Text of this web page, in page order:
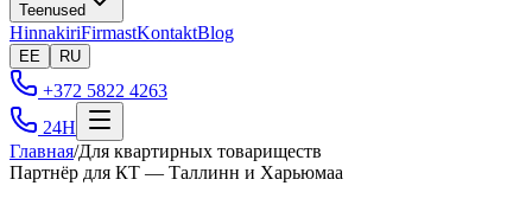
Teenused
HinnakiriFirmastKontaktBlog
EE RU
+372 5822 4263
24H
Главная/Для квартирных товариществ
Партнёр для КТ — Таллинн и Харьюмаа